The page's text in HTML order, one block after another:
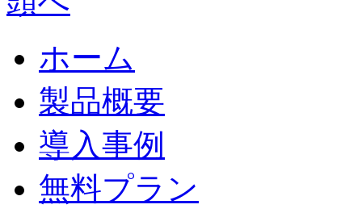
ホーム
製品概要
導入事例
無料プラン